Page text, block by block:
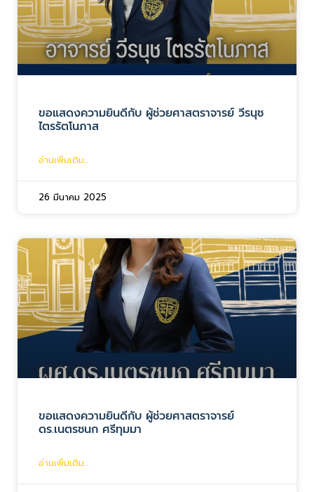
ขอแสดงความยินดีกับ ผู้ช่วยศาสตราจารย์ วีรนุช
ไตรรัตโนภาส
อ่านเพิ่มเติม...
26 มีนาคม 2025
ขอแสดงความยินดีกับ ผู้ช่วยศาสตราจารย์
ดร.เนตรชนก ศรีทุมมา
อ่านเพิ่มเติม...